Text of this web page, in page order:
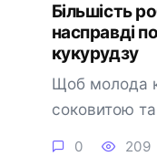
Більшість
насправді
кукурудзу
Щоб молода
соковитою
0 209